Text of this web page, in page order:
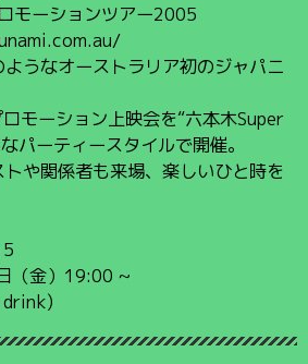
モーションツアー2005
うなオーストラリア初のジャパニ
モーション上映会を“六本木Super
パーティースタイルで開催。
や関係者も来場、楽しいひと時を
（金）19:00 ~
drink)